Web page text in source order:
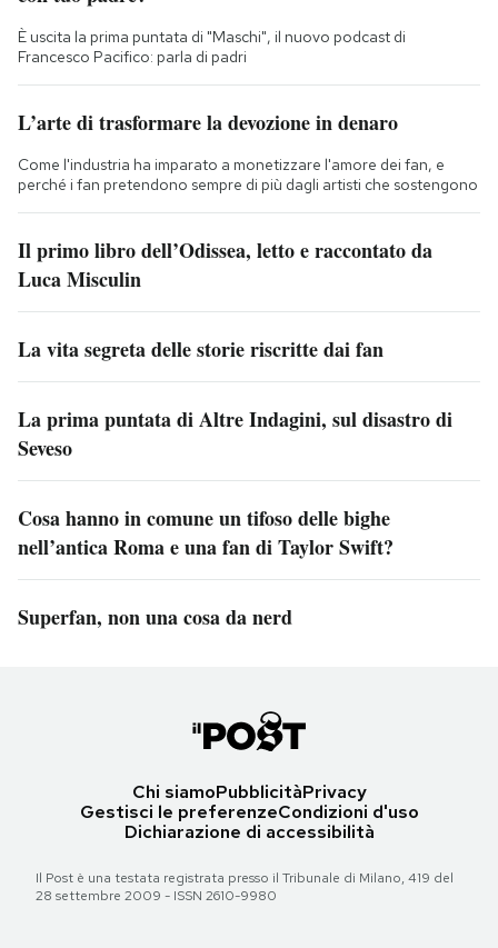
È uscita la prima puntata di "Maschi", il nuovo podcast di
Francesco Pacifico: parla di padri
L’arte di trasformare la devozione in denaro
Come l'industria ha imparato a monetizzare l'amore dei fan, e
perché i fan pretendono sempre di più dagli artisti che sostengono
Il primo libro dell’Odissea, letto e raccontato da
Luca Misculin
La vita segreta delle storie riscritte dai fan
La prima puntata di Altre Indagini, sul disastro di
Seveso
Cosa hanno in comune un tifoso delle bighe
nell’antica Roma e una fan di Taylor Swift?
Superfan, non una cosa da nerd
Chi siamoPubblicitàPrivacy
Gestisci le preferenzeCondizioni d'uso
Dichiarazione di accessibilità
Il Post è una testata registrata presso il Tribunale di Milano, 419 del
28 settembre 2009 - ISSN 2610-9980